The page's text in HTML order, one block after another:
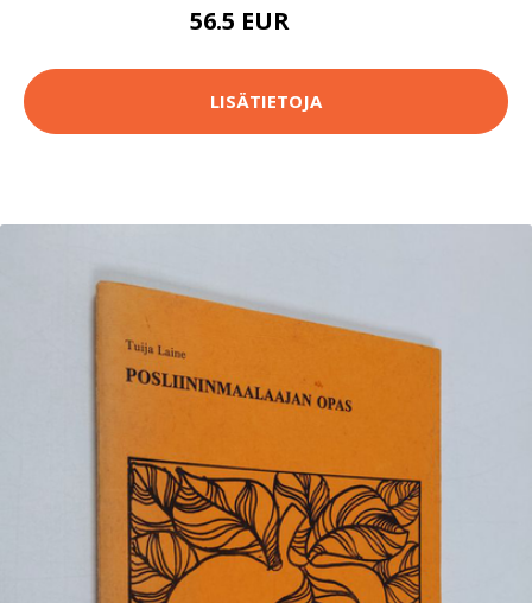
56.5 EUR
LISÄTIETOJA